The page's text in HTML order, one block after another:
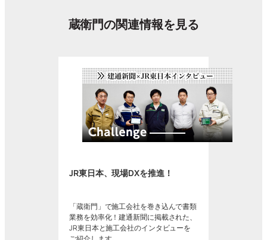
蔵衛門の関連情報を見る
JR東日本、現場DXを推進！
「蔵衛門」で施工会社を巻き込んで書類
業務を効率化！建通新聞に掲載された、
JR東日本と施工会社のインタビューを